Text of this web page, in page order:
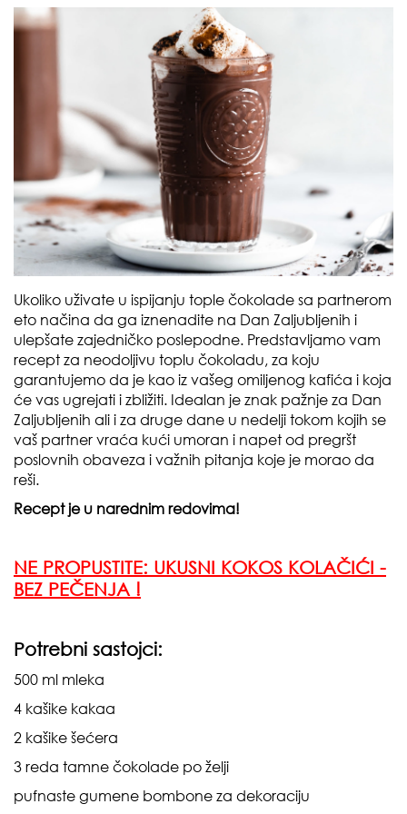
Ukoliko uživate u ispijanju tople čokolade sa partnerom
eto načina da ga iznenadite na Dan Zaljubljenih i
ulepšate zajedničko poslepodne. Predstavljamo vam
recept za neodoljivu toplu čokoladu, za koju
garantujemo da je kao iz vašeg omiljenog kafića i koja
će vas ugrejati i zbližiti. Idealan je znak pažnje za Dan
Zaljubljenih ali i za druge dane u nedelji tokom kojih se
vaš partner vraća kući umoran i napet od pregršt
poslovnih obaveza i važnih pitanja koje je morao da
reši.
Recept je u narednim redovima!
NE PROPUSTITE: UKUSNI KOKOS KOLAČIĆI -
BEZ PEČENJA !
Potrebni sastojci:
500 ml mleka
4 kašike kakaa
2 kašike šećera
3 reda tamne čokolade po želji
pufnaste gumene bombone za dekoraciju